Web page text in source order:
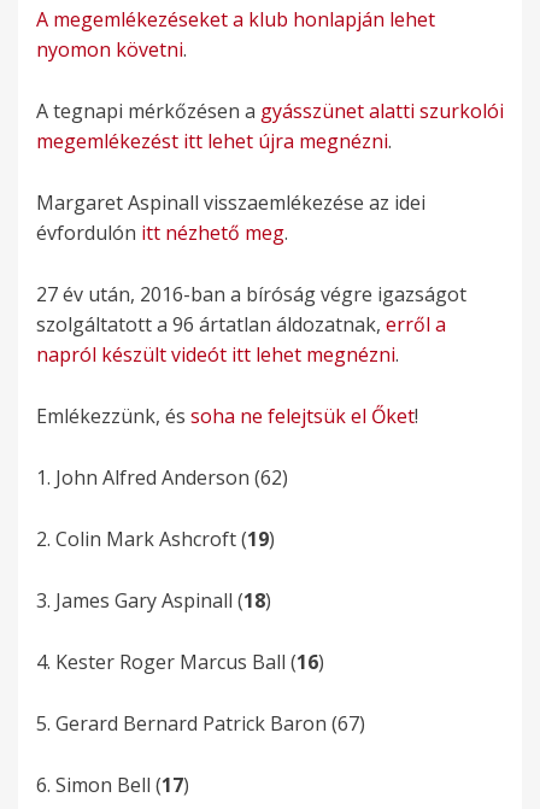
A megemlékezéseket a klub honlapján lehet
nyomon követni.
A tegnapi mérkőzésen a gyásszünet alatti szurkolói
megemlékezést itt lehet újra megnézni.
Margaret Aspinall visszaemlékezése az idei
évfordulón itt nézhető meg.
27 év után, 2016-ban a bíróság végre igazságot
szolgáltatott a 96 ártatlan áldozatnak, erről a
napról készült videót itt lehet megnézni.
Emlékezzünk, és soha ne felejtsük el Őket!
1. John Alfred Anderson (62)
2. Colin Mark Ashcroft (19)
3. James Gary Aspinall (18)
4. Kester Roger Marcus Ball (16)
5. Gerard­ Bernard Patrick Baron­ (67)
6. Simon Bell (17)